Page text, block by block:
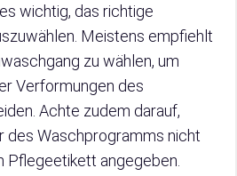
wichtig, das richtige
Meistens empfiehlt
zu wählen, um
Verformungen des
Achte zudem darauf,
des Waschprogramms nicht
Pflegeetikett angegeben.